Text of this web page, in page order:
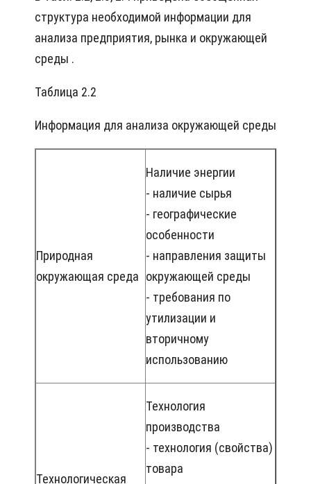
структура необходимой информации для
анализа предприятия, рынка и окружающей
среды .
Таблица 2.2
Информация для анализа окружающей среды
Природная
окружающая среда
Наличие энергии
- наличие сырья
- географические
особенности
- направления защиты
окружающей среды
- требования по
утилизации и
вторичному
использованию
Технологическая
Технология
производства
- технология (свойства)
товара